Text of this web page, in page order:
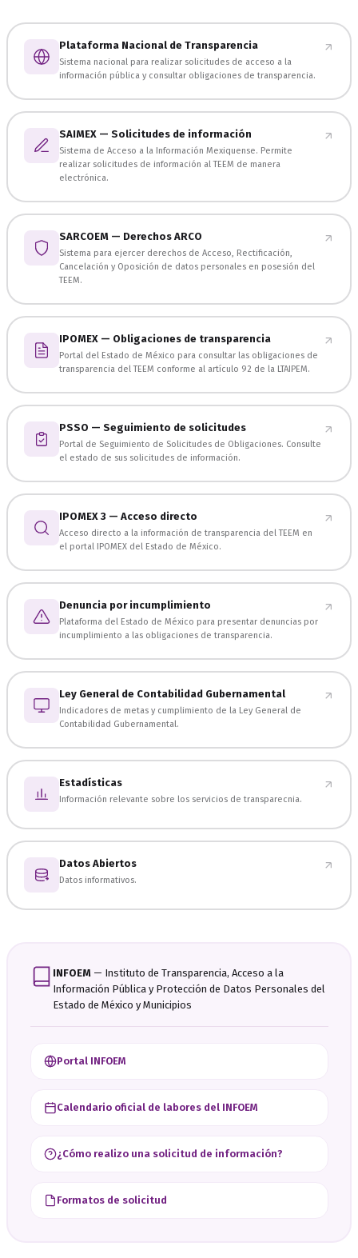
Plataforma Nacional de Transparencia
Sistema nacional para realizar solicitudes de acceso a la
información pública y consultar obligaciones de transparencia.
SAIMEX — Solicitudes de información
Sistema de Acceso a la Información Mexiquense. Permite
realizar solicitudes de información al TEEM de manera
electrónica.
SARCOEM — Derechos ARCO
Sistema para ejercer derechos de Acceso, Rectificación,
Cancelación y Oposición de datos personales en posesión del
TEEM.
IPOMEX — Obligaciones de transparencia
Portal del Estado de México para consultar las obligaciones de
transparencia del TEEM conforme al artículo 92 de la LTAIPEM.
PSSO — Seguimiento de solicitudes
Portal de Seguimiento de Solicitudes de Obligaciones. Consulte
el estado de sus solicitudes de información.
IPOMEX 3 — Acceso directo
Acceso directo a la información de transparencia del TEEM en
el portal IPOMEX del Estado de México.
Denuncia por incumplimiento
Plataforma del Estado de México para presentar denuncias por
incumplimiento a las obligaciones de transparencia.
Ley General de Contabilidad Gubernamental
Indicadores de metas y cumplimiento de la Ley General de
Contabilidad Gubernamental.
Estadísticas
Información relevante sobre los servicios de transparecnia.
Datos Abiertos
Datos informativos.
INFOEM— Instituto de Transparencia, Acceso a la
Información Pública y Protección de Datos Personales del
Estado de México y Municipios
Portal INFOEM
Calendario oficial de labores del INFOEM
¿Cómo realizo una solicitud de información?
Formatos de solicitud